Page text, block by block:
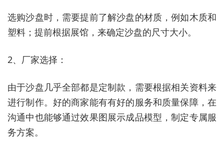
选购沙盘时，需要提前了解沙盘的材质，例如木质和
塑料；提前根据展馆，来确定沙盘的尺寸大小。
2、厂家选择：
由于沙盘几乎全部都是定制款，需要根据相关资料来
进行制作。好的商家能有有好的服务和质量保障，在
沟通中也能够通过效果图展示成品模型，制定专属服
务方案。